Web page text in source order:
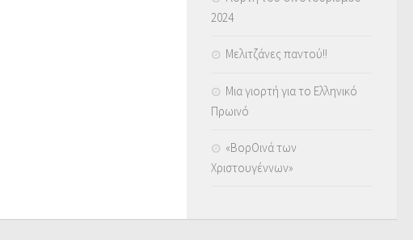
2024
Μελιτζάνες παντού!!
Μια γιορτή για το Ελληνικό
Πρωινό
«ΒορΟινά των
Χριστουγέννων»